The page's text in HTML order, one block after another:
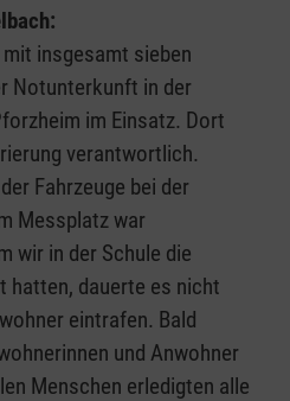
mit insgesamt sieben
Notunterkunft in der
im Einsatz. Dort
verantwortlich.
Fahrzeuge bei der
Messplatz war
wir in der Schule die
hatten, dauerte es nicht
eintrafen. Bald
und Anwohner
Menschen erledigten alle